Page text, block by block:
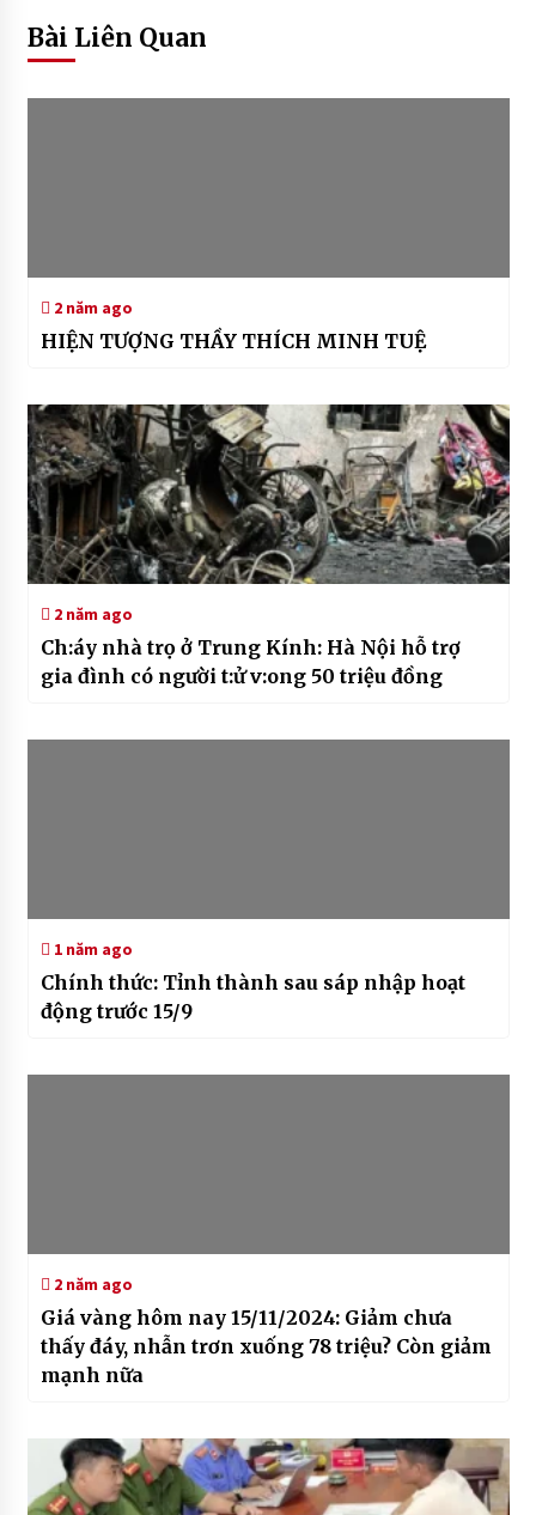
Bài Liên Quan
2 năm ago
HIỆN TƯỢNG THẦY THÍCH MINH TUỆ
2 năm ago
Ch:áy nhà trọ ở Trung Kính: Hà Nội hỗ trợ
gia đình có người t:ử v:ong 50 triệu đồng
1 năm ago
Chính thức: Tỉnh thành sau sáp nhập hoạt
động trước 15/9
2 năm ago
Giá vàng hôm nay 15/11/2024: Giảm chưa
thấy đáy, nhẫn trơn xuống 78 triệu? Còn giảm
mạnh nữa